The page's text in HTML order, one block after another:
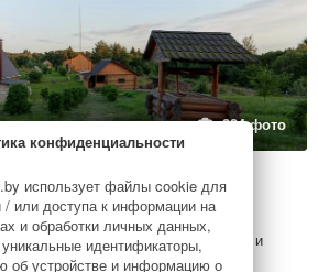
334 фото
дом на 12 человек
на природе? Вам нравится охота и
угол» всег...
конфиденциальности
использует файлы cookie для
/ или доступа к информации на
и обработки личных данных,
идентификаторы,
об устройстве и информацию о